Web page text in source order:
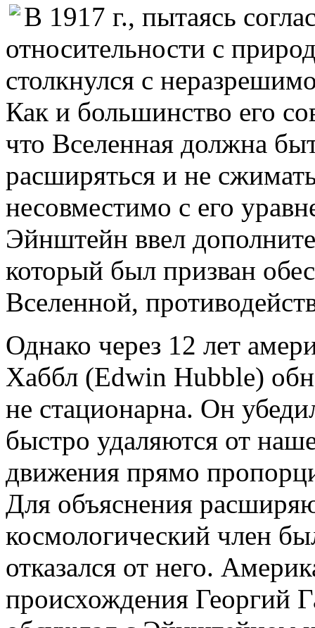
В 1917 г., пытаясь
относительности с
столкнулся с
Как и большинство его
что Вселенная должна
расширяться и не
несовместимо с его
Эйнштейн ввел
который был призван
Вселенной,
Однако через 12 лет
Хаббл (Edwin Hubble)
не стационарна. Он
быстро удаляются от
движения прямо
Для объяснения
космологический член
отказался от него.
происхождения Георгий